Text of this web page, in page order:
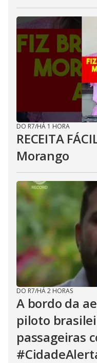
DO R7/HÁ 1 HORA
RECEITA
Morango
DO R7/HÁ 2 HORAS
A bordo da
piloto
passageiras